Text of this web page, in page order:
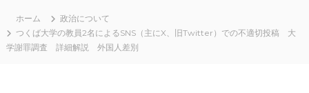
ホーム
政治について
つくば大学の教員2名によるSNS（主にX、旧Twitter）での不適切投稿 大
学謝罪調査 詳細解説 外国人差別